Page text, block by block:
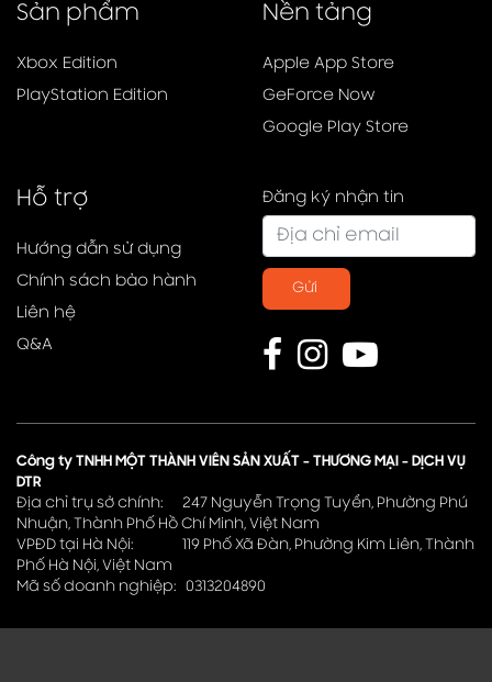
Sản phẩm
Xbox Edition
PlayStation Edition
Nền tảng
Apple App Store
GeForce Now
Google Play Store
Hỗ trợ
Hướng dẫn sử dụng
Chính sách bảo hành
Liên hệ
Q&A
Đăng ký nhận tin
Gửi
Công ty TNHH MỘT THÀNH VIÊN SẢN XUẤT - THƯƠNG MẠI - DỊCH VỤ
DTR
Địa chỉ trụ sở chính: 247 Nguyễn Trọng Tuyển, Phường Phú
Nhuận, Thành Phố Hồ Chí Minh, Việt Nam
VPĐD tại Hà Nội: 119 Phố Xã Đàn, Phường Kim Liên, Thành
Phố Hà Nội, Việt Nam
Mã số doanh nghiệp: 0313204890